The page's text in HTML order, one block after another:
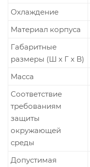
Охлаждение
Материал корпуса
Габаритные
размеры (Ш x Г x В)
Масса
Соответствие
требованиям
защиты
окружающей
среды
Допустимая